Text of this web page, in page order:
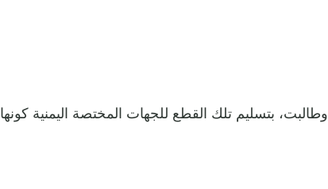
وطالبت، بتسليم تلك القطع للجهات المختصة اليمنية